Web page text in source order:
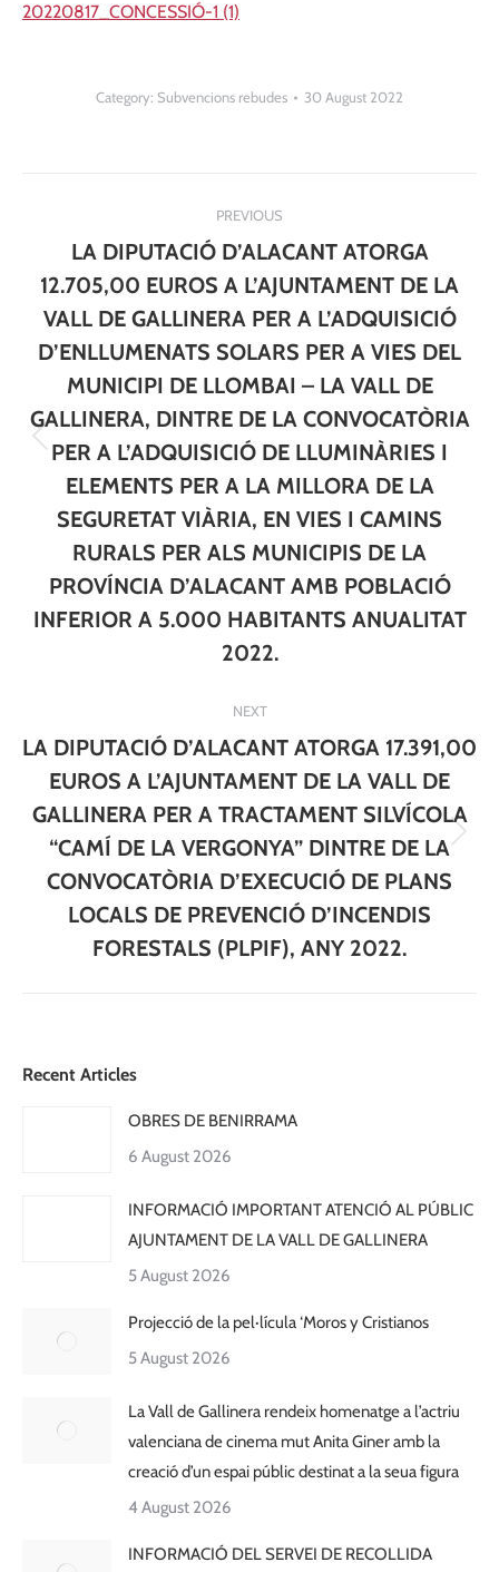
20220817_CONCESSIÓ-1 (1)
Category: Subvencions rebudes 30 August 2022
navigation
PREVIOUS
Previous
post:
LA DIPUTACIÓ D’ALACANT ATORGA
12.705,00 EUROS A L’AJUNTAMENT DE LA
VALL DE GALLINERA PER A L’ADQUISICIÓ
D’ENLLUMENATS SOLARS PER A VIES DEL
MUNICIPI DE LLOMBAI – LA VALL DE
GALLINERA, DINTRE DE LA CONVOCATÒRIA
PER A L’ADQUISICIÓ DE LLUMINÀRIES I
ELEMENTS PER A LA MILLORA DE LA
SEGURETAT VIÀRIA, EN VIES I CAMINS
RURALS PER ALS MUNICIPIS DE LA
PROVÍNCIA D’ALACANT AMB POBLACIÓ
INFERIOR A 5.000 HABITANTS ANUALITAT
2022.
NEXT
Next
post:
LA DIPUTACIÓ D’ALACANT ATORGA 17.391,00
EUROS A L’AJUNTAMENT DE LA VALL DE
GALLINERA PER A TRACTAMENT SILVÍCOLA
“CAMÍ DE LA VERGONYA” DINTRE DE LA
CONVOCATÒRIA D’EXECUCIÓ DE PLANS
LOCALS DE PREVENCIÓ D’INCENDIS
FORESTALS (PLPIF), ANY 2022.
Recent Articles
OBRES DE BENIRRAMA
6 August 2026
INFORMACIÓ IMPORTANT ATENCIÓ AL PÚBLIC
AJUNTAMENT DE LA VALL DE GALLINERA
5 August 2026
Projecció de la pel·lícula ‘Moros y Cristianos
5 August 2026
La Vall de Gallinera rendeix homenatge a l’actriu
valenciana de cinema mut Anita Giner amb la
creació d’un espai públic destinat a la seua figura
4 August 2026
INFORMACIÓ DEL SERVEI DE RECOLLIDA